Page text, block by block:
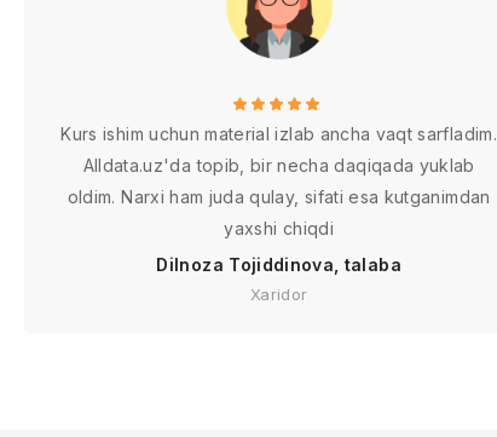
Kurs ishim uchun material izlab ancha vaqt sarfladim.
Alldata.uz'da topib, bir necha daqiqada yuklab
oldim. Narxi ham juda qulay, sifati esa kutganimdan
yaxshi chiqdi
Dilnoza Tojiddinova, talaba
Xaridor